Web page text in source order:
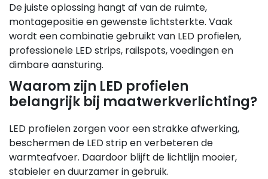
De juiste oplossing hangt af van de ruimte,
montagepositie en gewenste lichtsterkte. Vaak
wordt een combinatie gebruikt van LED profielen,
professionele LED strips, railspots, voedingen en
dimbare aansturing.
Waarom zijn LED profielen
belangrijk bij maatwerkverlichting?
LED profielen zorgen voor een strakke afwerking,
beschermen de LED strip en verbeteren de
warmteafvoer. Daardoor blijft de lichtlijn mooier,
stabieler en duurzamer in gebruik.